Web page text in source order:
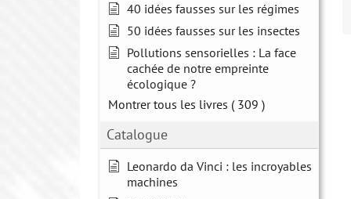
40 idées fausses sur les régimes
50 idées fausses sur les insectes
Pollutions sensorielles : La face
cachée de notre empreinte
écologique ?
Montrer tous les livres ( 309 )
Catalogue
Leonardo da Vinci : les incroyables
machines